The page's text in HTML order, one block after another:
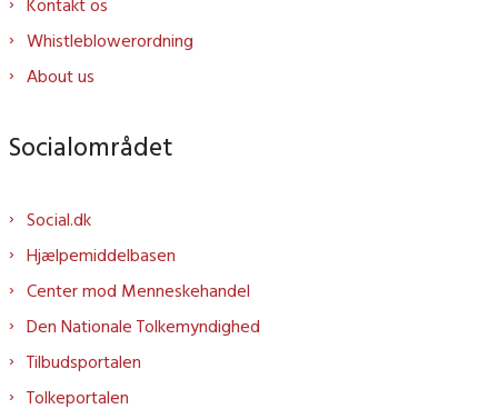
Whistleblowerordning
About us
Socialområdet
Social.dk
Hjælpemiddelbasen
Center mod Menneskehandel
Den Nationale Tolkemyndighed
Tilbudsportalen
Tolkeportalen